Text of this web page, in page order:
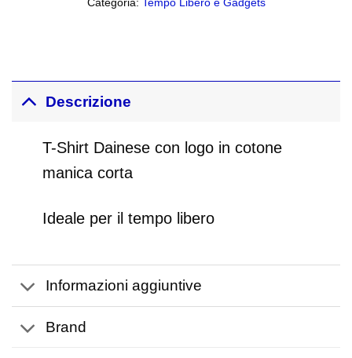
Categoria: Tempo Libero e Gadgets
Descrizione
T-Shirt Dainese con logo in cotone
manica corta
Ideale per il tempo libero
Informazioni aggiuntive
Brand